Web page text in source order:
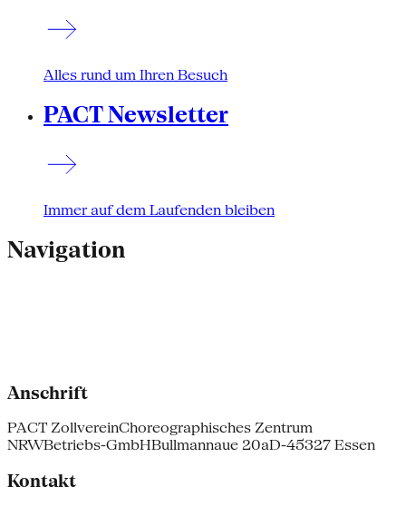
Alles rund um Ihren Besuch
PACT Newsletter
Immer auf dem Laufenden bleiben
Navigation
Anschrift
PACT ZollvereinChoreographisches Zentrum
NRWBetriebs-GmbHBullmannaue 20aD-45327 Essen
Kontakt